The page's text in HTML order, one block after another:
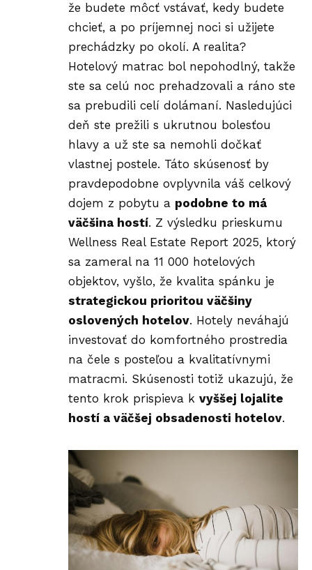
že budete môcť vstávať, kedy budete
chcieť, a po príjemnej noci si užijete
prechádzky po okolí. A realita?
Hotelový matrac bol nepohodlný, takže
ste sa celú noc prehadzovali a ráno ste
sa prebudili celí dolámaní. Nasledujúci
deň ste prežili s ukrutnou bolesťou
hlavy a už ste sa nemohli dočkať
vlastnej postele. Táto skúsenosť by
pravdepodobne ovplyvnila váš celkový
dojem z pobytu a podobne to má
väčšina hostí. Z výsledku prieskumu
Wellness Real Estate Report 2025, ktorý
sa zameral na 11 000 hotelových
objektov, vyšlo, že kvalita spánku je
strategickou prioritou väčšiny
oslovených hotelov. Hotely neváhajú
investovať do komfortného prostredia
na čele s posteľou a kvalitatívnymi
matracmi. Skúsenosti totiž ukazujú, že
tento krok prispieva k vyššej lojalite
hostí a väčšej obsadenosti hotelov.